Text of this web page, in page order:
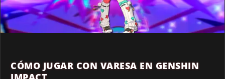
CÓMO JUGAR CON VARESA EN GENSHIN